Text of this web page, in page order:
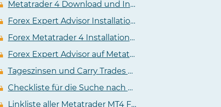
Metatrader 4 Download und Installationsanleitung
Forex Expert Advisor Installationsanleitung für Metatrader 4
Forex Metatrader 4 Installation Anleitung Video
Forex Expert Advisor auf Metatrader 4 installieren Anleitung Video
Tageszinsen und Carry Trades an der Forex
Checkliste für die Suche nach dem passendem Metatrader 4 Forex Broker
Linkliste aller Metatrader MT4 Forex Broker